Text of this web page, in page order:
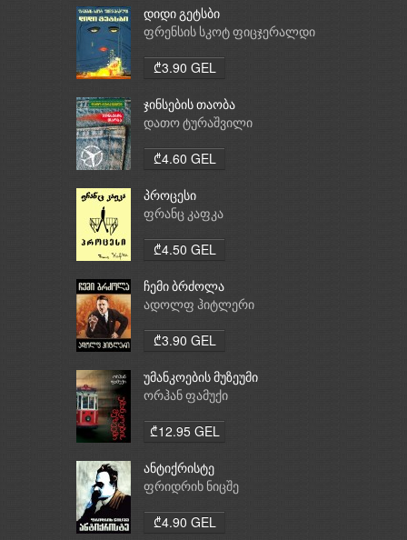
დიდი გეტსბი
ფრენსის სკოტ ფიცჯერალდი
₾3.90 GEL
ჯინსების თაობა
დათო ტურაშვილი
₾4.60 GEL
პროცესი
ფრანც კაფკა
₾4.50 GEL
ჩემი ბრძოლა
ადოლფ ჰიტლერი
₾3.90 GEL
უმანკოების მუზეუმი
ორჰან ფამუქი
₾12.95 GEL
ანტიქრისტე
ფრიდრიხ ნიცშე
₾4.90 GEL